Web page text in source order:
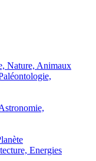
Nature, Animaux
Energies